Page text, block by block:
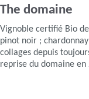
The domaine
Vignoble certifié Bio
pinot noir ;
collages depuis
reprise du domaine en